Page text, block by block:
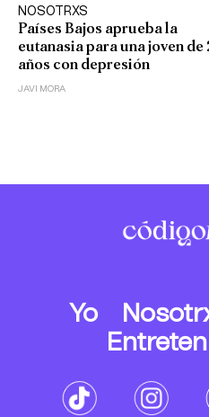
NOSOTRXS
Países Bajos aprueba la
eutanasia para una joven de
años con depresión
JAVI MORA
Yo